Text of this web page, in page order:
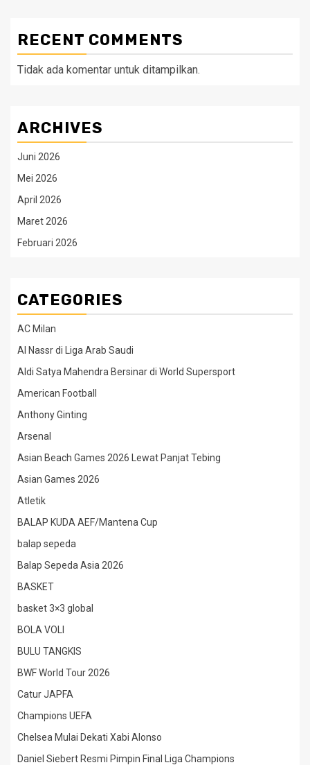
RECENT COMMENTS
Tidak ada komentar untuk ditampilkan.
ARCHIVES
Juni 2026
Mei 2026
April 2026
Maret 2026
Februari 2026
CATEGORIES
AC Milan
Al Nassr di Liga Arab Saudi
Aldi Satya Mahendra Bersinar di World Supersport
American Football
Anthony Ginting
Arsenal
Asian Beach Games 2026 Lewat Panjat Tebing
Asian Games 2026
Atletik
BALAP KUDA AEF/Mantena Cup
balap sepeda
Balap Sepeda Asia 2026
BASKET
basket 3×3 global
BOLA VOLI
BULU TANGKIS
BWF World Tour 2026
Catur JAPFA
Champions UEFA
Chelsea Mulai Dekati Xabi Alonso
Daniel Siebert Resmi Pimpin Final Liga Champions